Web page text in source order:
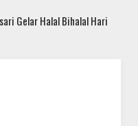
Gelar Halal Bihalal Hari